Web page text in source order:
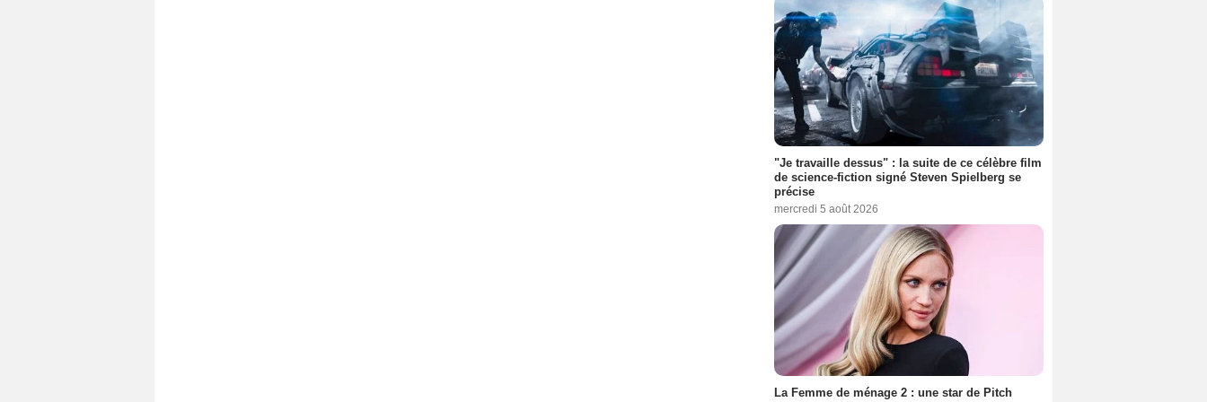
"Je travaille dessus" : la suite de ce célèbre film
de science-fiction signé Steven Spielberg se
précise
mercredi 5 août 2026
La Femme de ménage 2 : une star de Pitch